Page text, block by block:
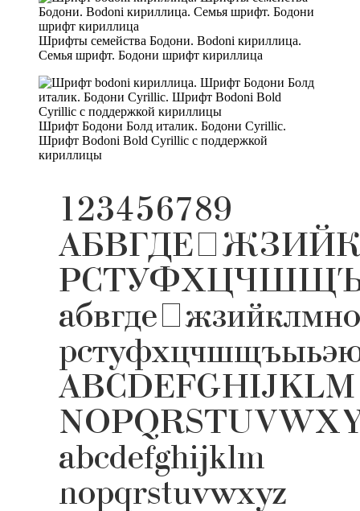
Шрифты семейства Бодони. Bodoni кириллица.
Семья шрифт. Бодони шрифт кириллица
Шрифт Бодони Болд италик. Бодони Cyrillic.
Шрифт Bodoni Bold Cyrillic с поддержкой
кириллицы